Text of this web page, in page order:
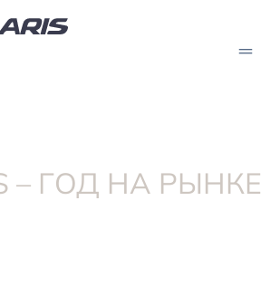
Solaris HC
Solaris KRX
Solaris KRS
ЦИФРОВОЙ АВТОМОБИЛЬ
– ГОД НА РЫНКЕ